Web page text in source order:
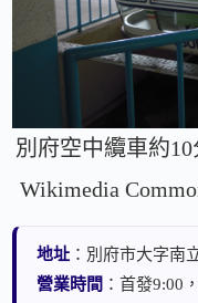
別府空中纜車約
Wikimedia
地址 ：別府市大字南
營業時間 ：首發9:00